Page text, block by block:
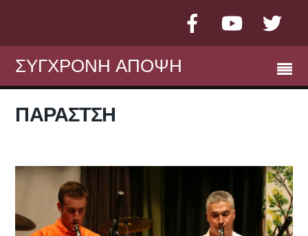
Facebook YouTube
ΣΥΓΧΡΟΝΗ ΑΠΟΨΗ
ΠΑΡΆΣΤΣΗ